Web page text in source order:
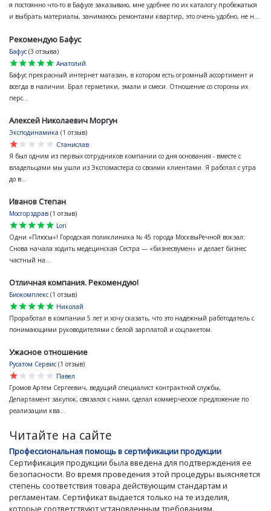
я постоянно что-то в Бафусе заказываю, мне удобнее по их каталогу пробежаться
и выбрать материалы, занимаюсь ремонтами квартир, это очень удобно, не н...
Рекомендую Бафус
Бафус (3 отзыва)
star
star
star
star
star
Анатолий
Бафус прекрасный интернет магазин, в котором есть огромный ассортимент и
всегда в наличии. Брал герметики, эмали и смеси. Отношение со стороны их
перс...
Алексей Николаевич Моргун
Эксподинамика (1 отзыв)
star
star
star
star
star
Станислав
Я был одним из первых сотрудников компании со дня основания - вместе с
владельцами мы ушли из Экспомастера со своими клиентами. Я работал с утра
до в...
Иванов Степан
Мосгорздрав (1 отзыв)
star
star
star
star
star
Lori
Одни «Плюсы»! Городская поликлиника № 45 города МосквыРечной вокзал:
Снова начала ходить медецинская Сестра — «бизнесвумен» и делает бизнес
частный на...
Отличная компания. Рекомендую!
Биокомплекс (1 отзыв)
star
star
star
star
star
Николай
Проработал в компании 5 лет и хочу сказать, что это надёжный работодатель с
понимающими руководителями с белой зарплатой и соцпакетом.
Ужасное отношение
Русатом Сервис (1 отзыв)
star
star
star
star
star
Павел
Громов Артем Сергеевич, ведущий специалист контрактной службы,
Департамент закупок, связался с нами, сделал коммерческое предложение по
реализации ква...
Читайте на сайте
Профессиональная помощь в сертификации продукции
Сертификация продукции была введена для подтверждения ее
безопасности. Во время проведения этой процедуры выясняется
степень соответствия товара действующим стандартам и
регламентам. Сертификат выдается только на те изделия,
которые соответствуют установленным требованиям.